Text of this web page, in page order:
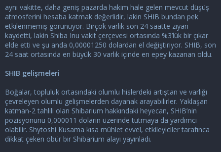
aynı vakitte, daha geniş pazarda hakim hale gelen mevcut düşüş
atmosferini hesaba katmak değerlidir, lakin SHIB bundan pek
etkilenmemiş görünüyor. Birçok varlık son 24 saatte ziyan
kaydetti, lakin Shiba Inu vakit çerçevesi ortasında %3’lük bir çıkar
elde etti ve şu anda 0,00001250 dolardan el değiştiriyor. SHIB, son
24 saat ortasında en büyük 30 varlık içinde en epey kazanan oldu.
SHIB gelişmeleri
Boğalar, topluluk ortasındaki olumlu hislerdeki artıştan ve varlığı
çevreleyen olumlu gelişmelerden dayanak arayabilirler. Yaklaşan
katman-2 tahlili olan Shibarium hakkındaki heyecan, SHIB’nin
pozisyonunu 0,000011 doların üzerinde tutmaya da yardımcı
olabilir. Shytoshi Kusama kısa mühlet evvel, etkileyiciler tarafınca
dikkat çeken öbür bir Shibarium alayı yayınladı.